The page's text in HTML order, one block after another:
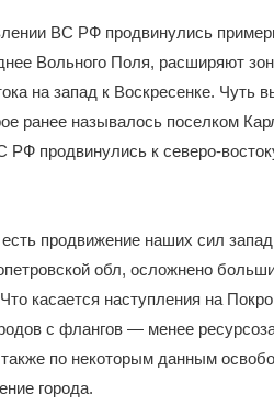
ВС РФ продвинулись
Вольного Поля, расширяют
на запад к Воскресенке.
ранее называлось поселком
продвинулись к северо-
продвижение наших сил
обл, осложнено
касается наступления на
с флангов — менее
по некоторым данным
города.